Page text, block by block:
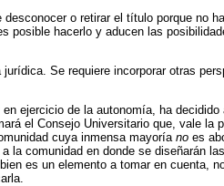
o retirar el título porque no
posible hacerlo y aducen las
Se requiere incorporar otras
ejercicio de la autonomía, ha decidido
el Consejo Universitario que, vale la
cuya inmensa mayoría no es
la comunidad en donde se diseñarán
es un elemento a tomar en cuenta,